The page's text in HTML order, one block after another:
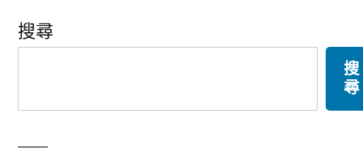
搜尋
搜
尋